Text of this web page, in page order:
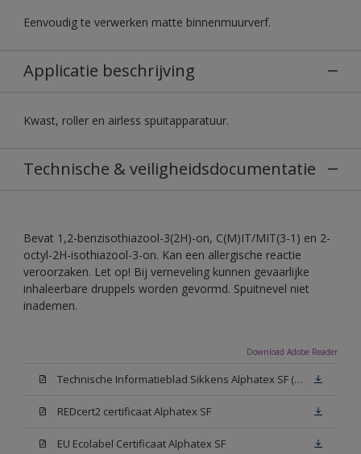
Eenvoudig te verwerken matte binnenmuurverf.
Applicatie beschrijving
Kwast, roller en airless spuitapparatuur.
Technische & veiligheidsdocumentatie
Bevat 1,2-benzisothiazool-3(2H)-on, C(M)IT/MIT(3-1) en 2-
octyl-2H-isothiazool-3-on. Kan een allergische reactie
veroorzaken. Let op! Bij verneveling kunnen gevaarlijke
inhaleerbare druppels worden gevormd. Spuitnevel niet
inademen.
Download Adobe Reader
Technische Informatieblad Sikkens Alphatex SF (PDF)
REDcert2 certificaat Alphatex SF
EU Ecolabel Certificaat Alphatex SF